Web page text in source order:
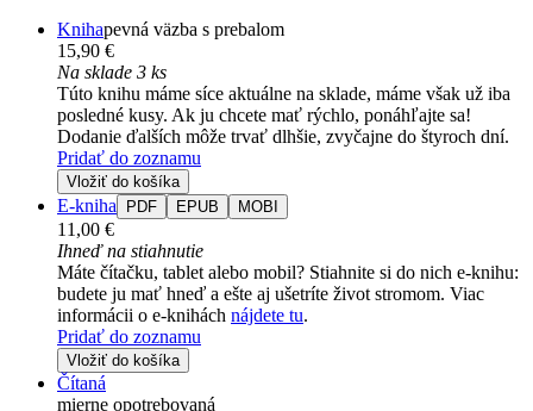
Knihapevná väzba s prebalom
15,90 €
Na sklade 3 ks
Túto knihu máme síce aktuálne na sklade, máme však už iba
posledné kusy. Ak ju chcete mať rýchlo, ponáhľajte sa!
Dodanie ďalších môže trvať dlhšie, zvyčajne do štyroch dní.
Pridať do zoznamu
Vložiť do košíka
E-kniha PDF EPUB MOBI
11,00 €
Ihneď na stiahnutie
Máte čítačku, tablet alebo mobil? Stiahnite si do nich e-knihu:
budete ju mať hneď a ešte aj ušetríte život stromom. Viac
informácii o e-knihách nájdete tu.
Pridať do zoznamu
Vložiť do košíka
Čítaná
mierne opotrebovaná